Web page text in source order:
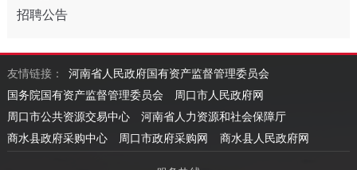
招聘公告
友情链接：
河南省人民政府国有资产监督管理委员会
国务院国有资产监督管理委员会
周口市人民政府网
周口市公共资源交易中心
河南省人力资源和社会保障厅
商水县政府采购中心
周口市政府采购网 商水县人民政府网